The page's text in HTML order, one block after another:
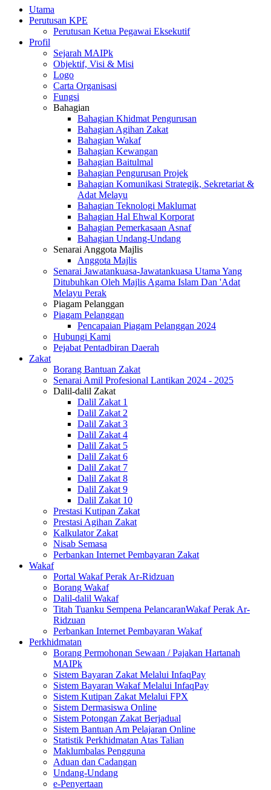
Utama
Perutusan KPE
Perutusan Ketua Pegawai Eksekutif
Profil
Sejarah MAIPk
Objektif, Visi & Misi
Logo
Carta Organisasi
Fungsi
Bahagian
Bahagian Khidmat Pengurusan
Bahagian Agihan Zakat
Bahagian Wakaf
Bahagian Kewangan
Bahagian Baitulmal
Bahagian Pengurusan Projek
Bahagian Komunikasi Strategik, Sekretariat &
Adat Melayu
Bahagian Teknologi Maklumat
Bahagian Hal Ehwal Korporat
Bahagian Pemerkasaan Asnaf
Bahagian Undang-Undang
Senarai Anggota Majlis
Anggota Majlis
Senarai Jawatankuasa-Jawatankuasa Utama Yang
Ditubuhkan Oleh Majlis Agama Islam Dan 'Adat
Melayu Perak
Piagam Pelanggan
Piagam Pelanggan
Pencapaian Piagam Pelanggan 2024
Hubungi Kami
Pejabat Pentadbiran Daerah
Zakat
Borang Bantuan Zakat
Senarai Amil Profesional Lantikan 2024 - 2025
Dalil-dalil Zakat
Dalil Zakat 1
Dalil Zakat 2
Dalil Zakat 3
Dalil Zakat 4
Dalil Zakat 5
Dalil Zakat 6
Dalil Zakat 7
Dalil Zakat 8
Dalil Zakat 9
Dalil Zakat 10
Prestasi Kutipan Zakat
Prestasi Agihan Zakat
Kalkulator Zakat
Nisab Semasa
Perbankan Internet Pembayaran Zakat
Wakaf
Portal Wakaf Perak Ar-Ridzuan
Borang Wakaf
Dalil-dalil Wakaf
Titah Tuanku Sempena PelancaranWakaf Perak Ar-
Ridzuan
Perbankan Internet Pembayaran Wakaf
Perkhidmatan
Borang Permohonan Sewaan / Pajakan Hartanah
MAIPk
Sistem Bayaran Zakat Melalui InfaqPay
Sistem Bayaran Wakaf Melalui InfaqPay
Sistem Kutipan Zakat Melalui FPX
Sistem Dermasiswa Online
Sistem Potongan Zakat Berjadual
Sistem Bantuan Am Pelajaran Online
Statistik Perkhidmatan Atas Talian
Maklumbalas Pengguna
Aduan dan Cadangan
Undang-Undang
e-Penyertaan